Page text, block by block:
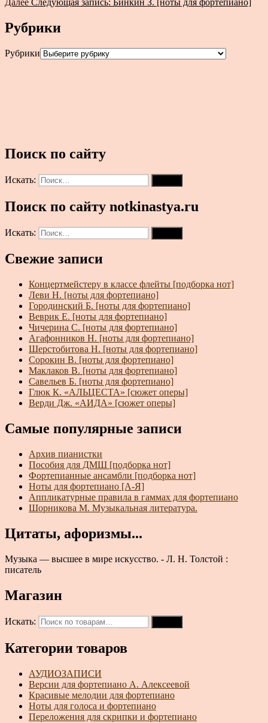
Далее Следующая запись: Бинкин З. [ноты для фортепиано]
Рубрики
Рубрики
Поиск по сайту
Искать:
Поиск по сайту notkinastya.ru
Искать:
Свежие записи
Концертмейстеру в классе флейты [подборка нот]
Леви Н. [ноты для фортепиано]
Городинский Б. [ноты для фортепиано]
Веврик Е. [ноты для фортепиано]
Чичерина С. [ноты для фортепиано]
Агафонников Н. [ноты для фортепиано]
Шерстобитова Н. [ноты для фортепиано]
Сорокин В. [ноты для фортепиано]
Маклаков В. [ноты для фортепиано]
Савельев Б. [ноты для фортепиано]
Глюк К. «АЛЬЦЕСТА» [сюжет оперы]
Верди Дж. «АИДА» [сюжет оперы]
Самые популярные записи
Архив пианистки
Пособия для ДМШ [подборка нот]
Фортепианные ансамбли [подборка нот]
Ноты для фортепиано [А-Я]
Аппликатурные правила в гаммах для фортепиано
Шорникова М. Музыкальная литература.
Цитаты, афоризмы...
Музыка — высшее в мире искусство. - Л. Н. Толстой :
писатель
Магазин
Искать:
Категории товаров
АУДИОЗАПИСИ
Версии для фортепиано А. Алексеевой
Красивые мелодии для фортепиано
Ноты для голоса и фортепиано
Переложения для скрипки и фортепиано